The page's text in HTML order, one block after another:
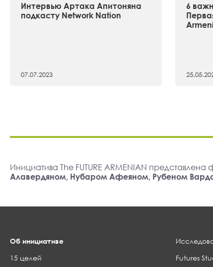
Интервью Артака Апитоняна
подкасту Network Nation
07.07.2023
6
Инициатива The FUTURE ARMENIAN
Алавердяном, Нубаром Афеяном, Рубеном
Об инициативе
15 целей
Futures